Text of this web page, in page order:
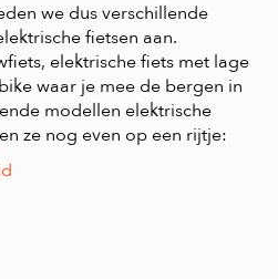
we dus verschillende
fietsen aan.
elektrische fiets met lage
waar je mee de bergen in
modellen elektrische
ze nog even op een rijtje: